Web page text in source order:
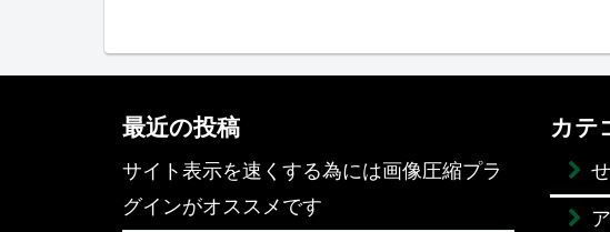
最近の投稿
サイト表示を速くする為には画像圧縮プラ
グインがオススメです
カテ